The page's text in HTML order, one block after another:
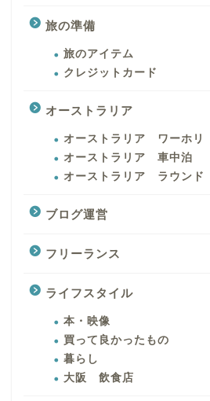
旅の準備
旅のアイテム
クレジットカード
オーストラリア
オーストラリア ワーホリ
オーストラリア 車中泊
オーストラリア ラウンド
ブログ運営
フリーランス
ライフスタイル
本・映像
買って良かったもの
暮らし
大阪 飲食店